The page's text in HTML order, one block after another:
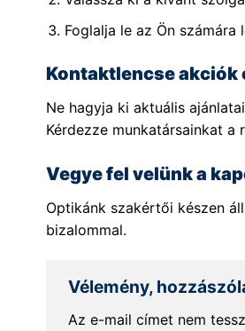
Foglalja le az Ön
Kontaktlencse akciók
Ne hagyja ki aktuális
Kérdezze munkatársainkat
Vegye fel velünk a
Optikánk szakértői készen
bizalommal.
Vélemény,
Az e-mail címet nem